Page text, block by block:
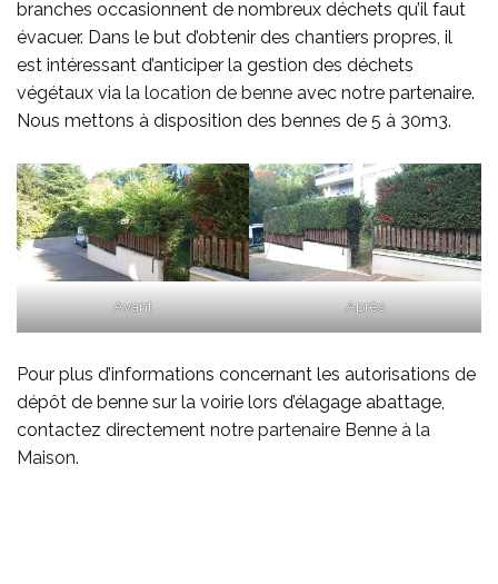
branches occasionnent de nombreux déchets qu’il faut
évacuer. Dans le but d’obtenir des chantiers propres, il
est intéressant d’anticiper la gestion des déchets
végétaux via la location de benne avec notre partenaire.
Nous mettons à disposition des bennes de 5 à 30m3.
Avant Après
Pour plus d’informations concernant les autorisations de
dépôt de benne sur la voirie lors d’élagage abattage,
contactez directement notre partenaire Benne à la
Maison.